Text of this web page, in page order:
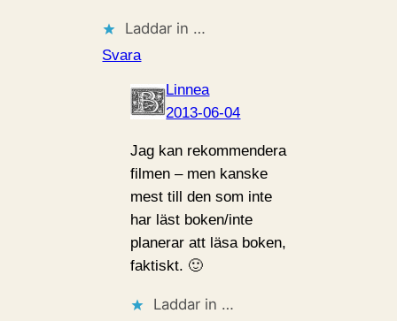
Laddar in …
Svara
Linnea
2013-06-04
Jag kan rekommendera
filmen – men kanske
mest till den som inte
har läst boken/inte
planerar att läsa boken,
faktiskt. 🙂
Laddar in …